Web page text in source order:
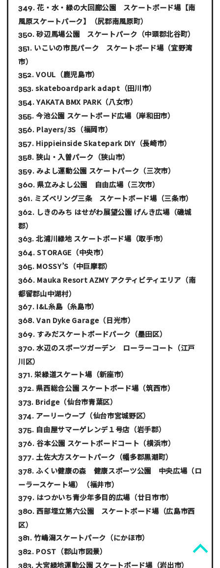
花・水・緑の大回廊公園 スケートボード場【南
風原スケートパーク】
（尻郡南風原町）
砂辺馬場公園 スケートパーク （中頭郡北谷町）
いこいの市民パーク スケートボード場 （宜野湾
市）
VOUL （鹿児島市）
skateboardpark adapt （田川市）
YAKATA BMX PARK（八女市）
今池公園 スケートボード広場 （岸和田市）
Players/3S （福岡市）
Hippieinside Skatepark DIY（長崎市）
狭山・入曽パーク （狭山市）
みよし運動公園 スケートパーク （三次市）
県立みよし公園 自由広場 （三次市）
ミズベリング三条 スケートボード場 （三条市）
しきのみち はせがわ展望公園 げんき広場 （磯城
郡）
北浦川緑地 スケートボード場 （取手市）
STORAGE （中央市）
MOSSY’S （中巨摩郡）
Mauka Resort AZMY アクティビティエリア （南
都留郡山中湖村）
I&L糸島（糸島市）
Van Dyke Garage（日光市）
すみだスケートボードパーク （墨田区）
水辺のスポーツガーデン ローラーコート （江戸
川区）
栄緑道スケート場 （新座市）
県西総合公園 スケートボード場 （筑西市）
Bridge（仙台市青葉区）
アーリーウープ （仙台市宮城野区）
自由屋サマーゲレンデ１号店 （岩手郡）
谷本公園 スケートボードコート （横浜市）
土佐大方スケートパーク （幡多郡黒潮町）
ふくい健康の森 健康スポーツ公園 中央広場（ロ
ーラースケート場）
（福井市）
はつかいち青少年多目的広場 （廿日市市）
西部埋立第六公園 スケートボード場 （広島市西
区）
竹嶋潟スケートパーク （にかほ市）
POST （郡山市図景）
大宮緑地運動公園 スケートボード場 （岩出市）